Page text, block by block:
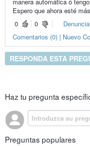
Espero que ahora esté
0
0
Comentarios (0) | Nuevo
RESPONDA ESTA
Haz tu pregunta
Preguntas populares